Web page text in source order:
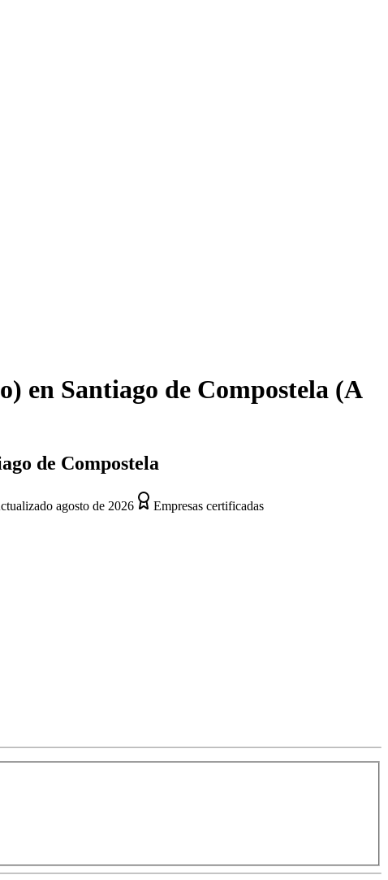
en Santiago de Compostela (A
de Compostela
agosto de 2026
Empresas certificadas